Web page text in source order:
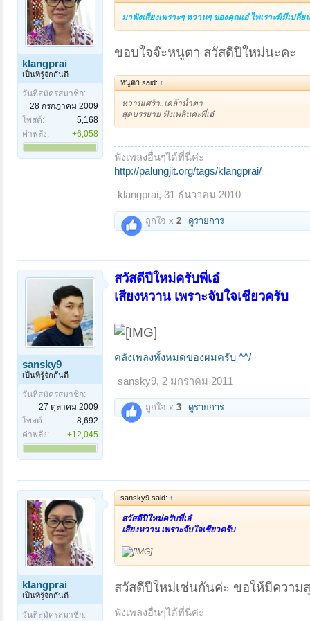
klangprai
เป็นที่รู้จักกันดี
วันที่สมัครสมาชิก:
28 กรกฎาคม 2009
โพสต์:
5,168
ค่าพลัง:
+6,058
มาฟังเสียงเพราะๆ หวานๆ ของคุณเอ๋ ไพเราะมิมีเปลี่ย
ขอบใจจ๊ะหนูตา สวัสดีปีใหม่นะคะ
หนูตา said: ↑
หวานเศร้า..เคล้าน้ำตา
สุดบรรยาย ฟังเพลินค่ะพี่เอ๋
ฟังเพลงอื่นๆได้ที่นี่ค่ะ
http://palungjit.org/tags/klangprai/
klangprai, 31 ธันวาคม 2010
ถูกใจ x 2 ดูรายการ
sansky9
เป็นที่รู้จักกันดี
วันที่สมัครสมาชิก:
27 ตุลาคม 2009
โพสต์:
8,692
ค่าพลัง:
+12,045
สวัสดีปีใหม่ครับพี่เอ๋
เสียงหวาน เพราะจับใจเชียวครับ
คลังเพลงทั้งหมดของผมครับ ^^/
sansky9, 2 มกราคม 2011
ถูกใจ x 3 ดูรายการ
klangprai
เป็นที่รู้จักกันดี
วันที่สมัครสมาชิก:
sansky9 said: ↑
สวัสดีปีใหม่ครับพี่เอ๋
เสียงหวาน เพราะจับใจเชียวครับ
สวัสดีปีใหม่เช่นกันค่ะ ขอให้มีความ
ฟังเพลงอื่นๆได้ที่นี่ค่ะ